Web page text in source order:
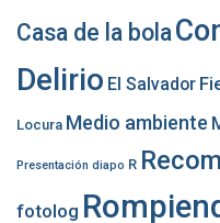
Casa de la bola
Delirio El Salvador
Locura Medio ambiente
Presentación diapo R
fotolog